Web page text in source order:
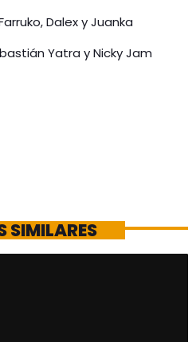
Dalex y Juanka
Yatra y Nicky Jam
SIMILARES